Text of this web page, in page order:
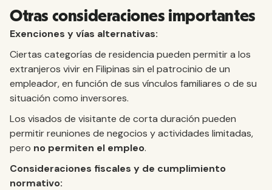
Otras consideraciones importantes
Exenciones y vías alternativas:
Ciertas categorías de residencia pueden permitir a los
extranjeros vivir en Filipinas sin el patrocinio de un
empleador, en función de sus vínculos familiares o de su
situación como inversores.
Los visados de visitante de corta duración pueden
permitir reuniones de negocios y actividades limitadas,
pero no permiten el empleo.
Consideraciones fiscales y de cumplimiento
normativo: